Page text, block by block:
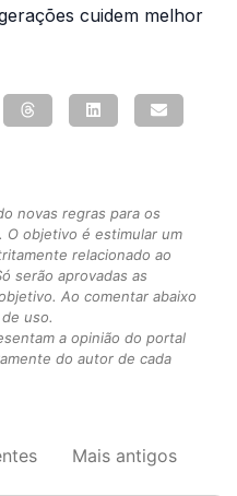
cuidem melhor
novas regras para os
objetivo é estimular um
relacionado ao
serão aprovadas as
Ao comentar abaixo
uso.
a opinião do portal
do autor de cada
Mais antigos